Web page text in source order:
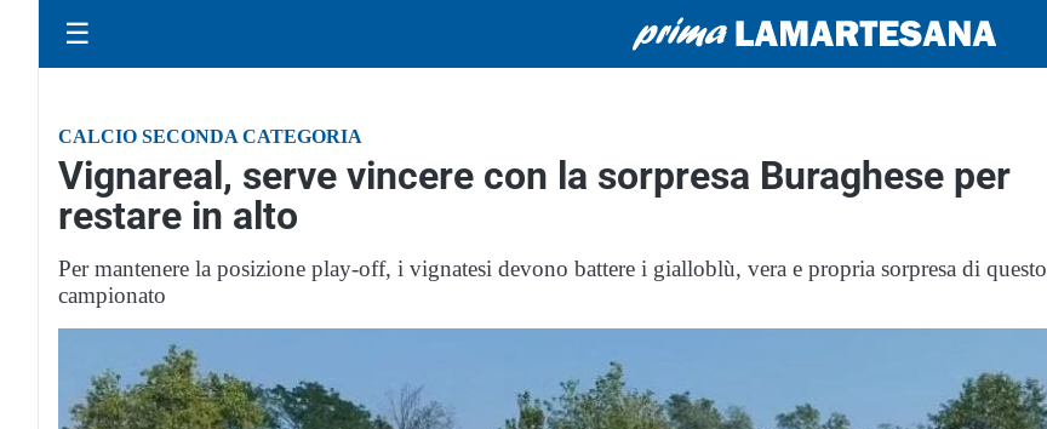
☰
CALCIO SECONDA CATEGORIA
Vignareal, serve vincere con la sorpresa Buraghese per
restare in alto
Per mantenere la posizione play-off, i vignatesi devono battere i gialloblù, vera e propria sorpresa di questo
campionato